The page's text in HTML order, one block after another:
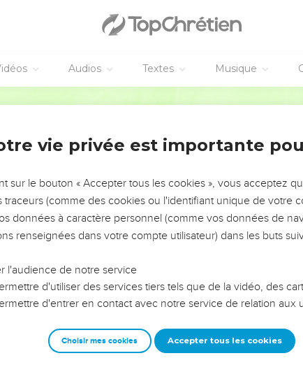
Audios Textes Musique
DE L’ANNÉE !
ÉVITER LES VOTRES ?
leur impact, leur foi ou leur vision. Mais on voit
qu'ils ont traversés, alors même que ce sont
et responsables reviennent sur les erreurs
avancer avec plus de sagesse afin que leurs erreurs
un ministère, une équipe, un groupe ou une famille,
vie privée est importante
sur le bouton « Accepter tous les cookies », vous acceptez
traceurs (comme des cookies ou l'identifiant unique de votre
données à caractère personnel (comme vos données de
renseignées dans votre compte utilisateur) dans les buts
l'audience de notre service
d'utiliser des services tiers tels que de la vidéo, des
d'entrer en contact avec notre service de relation aux
Choisir mes cookies Accepter tous les cookies